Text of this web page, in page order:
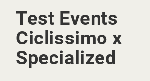
Test Events
Ciclissimo x
Specialized
Social Rides Summer 2026 La saison
ensemble. Les Social Rides font leur
de votre magasin Ciclissimo.
coffee ride le samedi matin, il…